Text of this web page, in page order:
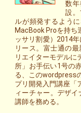
数
設
ルが頻発するよう
MacBook Proを持ち
ッサリ割愛）2014
リース。富士通の
リエイターモデルに
所」お手伝い1号の
る、このwordpress
プリ開発入門講座「
ィーチャー。デザ
講師を務める。